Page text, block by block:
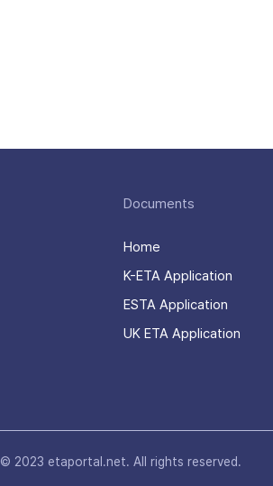
Documents
Home
K-ETA Application
ESTA Application
UK ETA Application
© 2023 etaportal.net. All rights reserved.